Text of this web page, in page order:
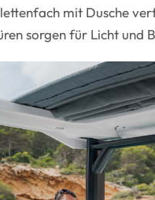
mit Dusche
sorgen für Licht und